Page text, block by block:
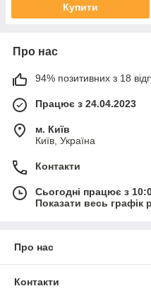
Купити
Про нас
94% позитивних з 18
Працює з 24.04.2023
м. Київ
Київ, Україна
Контакти
Сьогодні працює з
Показати весь графік
Про нас
Контакти